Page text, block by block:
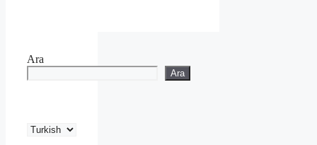
Ara
Ara